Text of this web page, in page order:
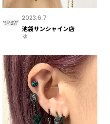
2023.6.7
池袋サンシャイン店
ゆ